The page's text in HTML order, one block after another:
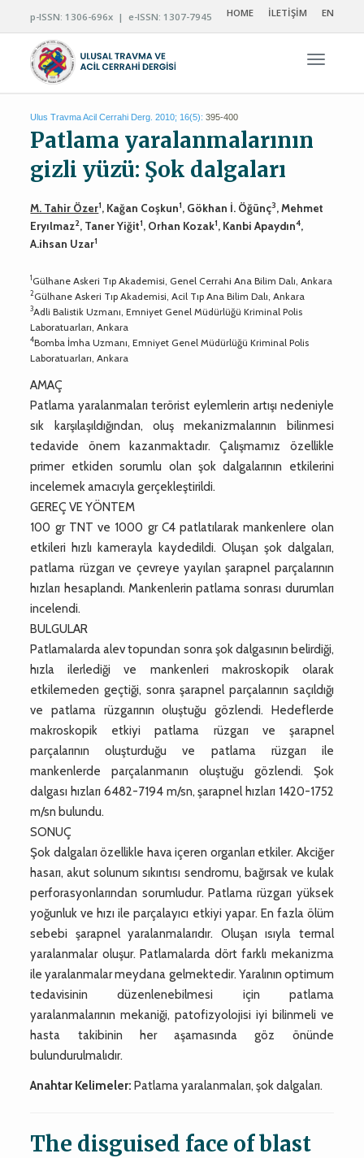
p-ISSN: 1306-696x | e-ISSN: 1307-7945 HOME İLETİŞİM EN
Ulus Travma Acil Cerrahi Derg. 2010; 16(5): 395-400
Patlama yaralanmalarının
gizli yüzü: Şok dalgaları
M. Tahir Özer1, Kağan Coşkun1, Gökhan İ. Öğünç3, Mehmet
Eryılmaz2, Taner Yiğit1, Orhan Kozak1, Kanbi Apaydın4,
A.ihsan Uzar1
1Gülhane Askeri Tıp Akademisi, Genel Cerrahi Ana Bilim Dalı, Ankara
2Gülhane Askeri Tıp Akademisi, Acil Tıp Ana Bilim Dalı, Ankara
3Adli Balistik Uzmanı, Emniyet Genel Müdürlüğü Kriminal Polis
Laboratuarları, Ankara
4Bomba İmha Uzmanı, Emniyet Genel Müdürlüğü Kriminal Polis
Laboratuarları, Ankara
AMAÇ
Patlama yaralanmaları terörist eylemlerin artışı nedeniyle
sık karşılaşıldığından, oluş mekanizmalarının bilinmesi
tedavide önem kazanmaktadır. Çalışmamız özellikle
primer etkiden sorumlu olan şok dalgalarının etkilerini
incelemek amacıyla gerçekleştirildi.
GEREÇ VE YÖNTEM
100 gr TNT ve 1000 gr C4 patlatılarak mankenlere olan
etkileri hızlı kamerayla kaydedildi. Oluşan şok dalgaları,
patlama rüzgarı ve çevreye yayılan şarapnel parçalarının
hızları hesaplandı. Mankenlerin patlama sonrası durumları
incelendi.
BULGULAR
Patlamalarda alev topundan sonra şok dalgasının belirdiği,
hızla ilerlediği ve mankenleri makroskopik olarak
etkilemeden geçtiği, sonra şarapnel parçalarının saçıldığı
ve patlama rüzgarının oluştuğu gözlendi. Hedeflerde
makroskopik etkiyi patlama rüzgarı ve şarapnel
parçalarının oluşturduğu ve patlama rüzgarı ile
mankenlerde parçalanmanın oluştuğu gözlendi. Şok
dalgası hızları 6482-7194 m/sn, şarapnel hızları 1420-1752
m/sn bulundu.
SONUÇ
Şok dalgaları özellikle hava içeren organları etkiler. Akciğer
hasarı, akut solunum sıkıntısı sendromu, bağırsak ve kulak
perforasyonlarından sorumludur. Patlama rüzgarı yüksek
yoğunluk ve hızı ile parçalayıcı etkiyi yapar. En fazla ölüm
sebebi şarapnel yaralanmalarıdır. Oluşan ısıyla termal
yaralanmalar oluşur. Patlamalarda dört farklı mekanizma
ile yaralanmalar meydana gelmektedir. Yaralının optimum
tedavisinin düzenlenebilmesi için patlama
yaralanmalarının mekaniği, patofizyolojisi iyi bilinmeli ve
hasta takibinin her aşamasında göz önünde
bulundurulmalıdır.
Anahtar Kelimeler: Patlama yaralanmaları, şok dalgaları.
The disguised face of blast